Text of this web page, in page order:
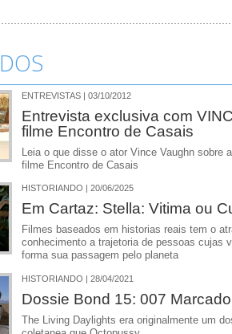
ENTREVISTAS | 03/10/2012
Entrevista exclusiva com
filme Encontro de Casais
Leia o que disse o ator Vince Vaughn
filme Encontro de Casais
HISTORIANDO | 20/06/2025
Em Cartaz: Stella: Vitima ou
Filmes baseados em historias reais tem o
conhecimento a trajetoria de pessoas cujas
forma sua passagem pelo planeta
HISTORIANDO | 28/04/2021
Dossie Bond 15: 007
The Living Daylights era originalmente um